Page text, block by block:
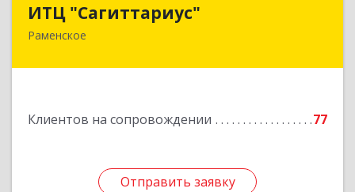
ИТЦ "Сагиттариус"
Раменское
Клиентов на сопровождении 77
Отправить заявку
Отправить заявку